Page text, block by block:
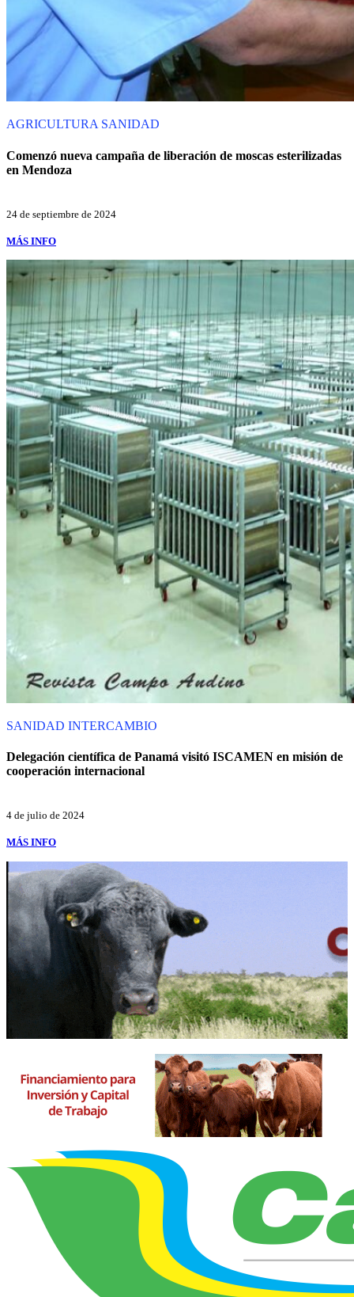
AGRICULTURA SANIDAD
Comenzó nueva campaña de liberación de moscas esterilizadas
en Mendoza
24 de septiembre de 2024
MÁS INFO
SANIDAD INTERCAMBIO
Delegación científica de Panamá visitó ISCAMEN en misión de
cooperación internacional
4 de julio de 2024
MÁS INFO